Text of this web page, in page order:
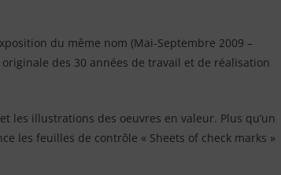
du même nom (Mai-Septembre 2009 –
des 30 années de travail et de réalisation
les illustrations des oeuvres en valeur. Plus qu’un
les feuilles de contrôle « Sheets of check marks »